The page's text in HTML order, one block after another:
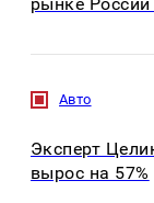
рынке
Авто
Эксперт
вырос на 57%